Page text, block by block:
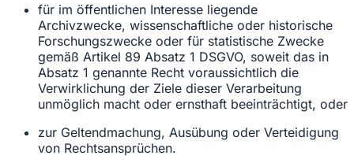
für im öffentlichen Interesse liegende
Archivzwecke, wissenschaftliche oder historische
Forschungszwecke oder für statistische Zwecke
gemäß Artikel 89 Absatz 1 DSGVO, soweit das in
Absatz 1 genannte Recht voraussichtlich die
Verwirklichung der Ziele dieser Verarbeitung
unmöglich macht oder ernsthaft beeinträchtigt, oder
zur Geltendmachung, Ausübung oder Verteidigung
von Rechtsansprüchen.